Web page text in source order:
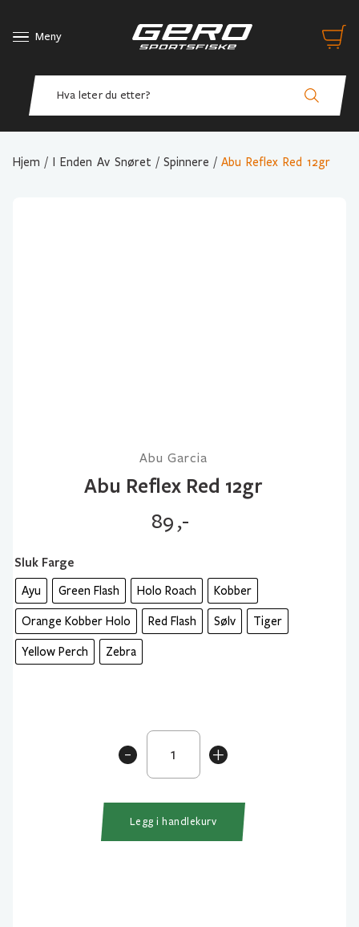
Meny
Hjem / I Enden Av Snøret / Spinnere / Abu Reflex Red 12gr
Abu Garcia
Abu Reflex Red 12gr
89,-
Sluk Farge
Ayu Green Flash Holo Roach Kobber
Orange Kobber Holo Red Flash Sølv Tiger
Yellow Perch Zebra
+
Reflex
Red
antall
-
Legg i handlekurv